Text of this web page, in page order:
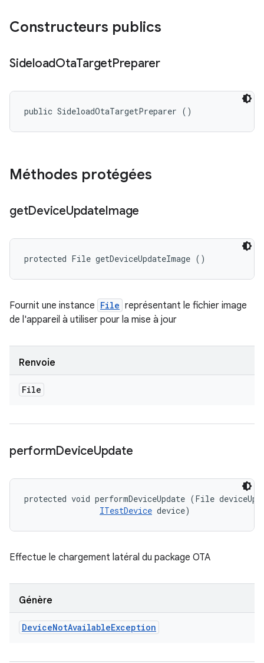
Constructeurs publics
SideloadOtaTargetPreparer
public SideloadOtaTargetPreparer ()
Méthodes protégées
getDeviceUpdateImage
protected File getDeviceUpdateImage ()
Fournit une instance File représentant le fichier image
de l'appareil à utiliser pour la mise à jour
Renvoie
File
performDeviceUpdate
protected void performDeviceUpdate (File
ITestDevice device)
Effectue le chargement latéral du package OTA
Génère
DeviceNotAvailableException